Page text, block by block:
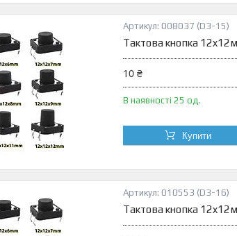
008037 (D3-15)
Тактова кнопка
10 ₴
В наявності 25 од.
Купити
010553 (D3-16)
Тактова кнопка